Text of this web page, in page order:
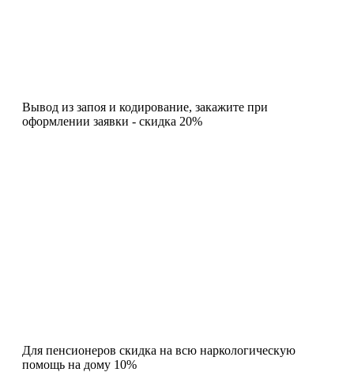
Вывод из запоя и кодирование, закажите при
оформлении заявки - скидка 20%
Для пенсионеров скидка на всю наркологическую
помощь на дому 10%